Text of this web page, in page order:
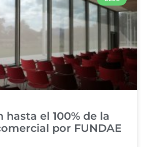
hasta el 100% de la
por FUNDAE